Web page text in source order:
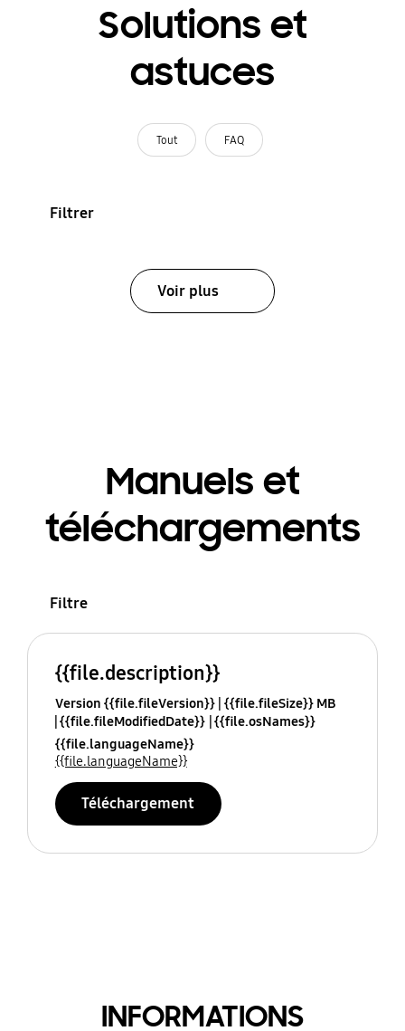
Solutions et
astuces
Tout FAQ
Filtrer
Voir plus
Manuels et
téléchargements
Filtre
{{file.description}}
Version {{file.fileVersion}} {{file.fileSize}} MB
{{file.fileModifiedDate}} {{file.osNames}}
{{file.languageName}}
{{file.languageName}}
Téléchargement
INFORMATIONS